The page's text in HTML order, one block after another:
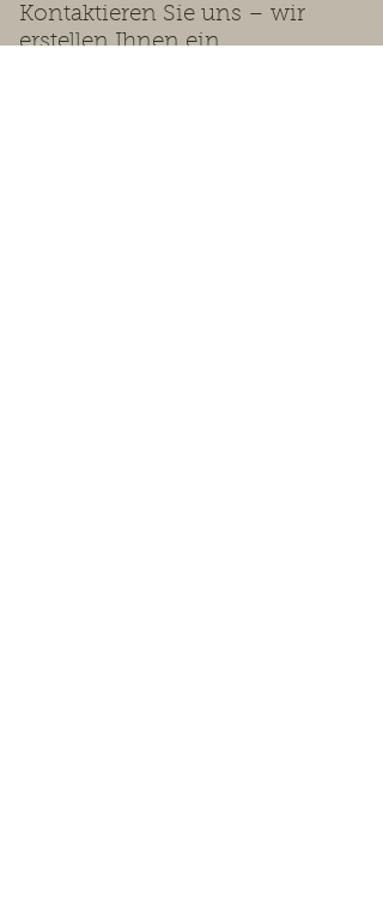
Kontaktieren Sie uns – wir
erstellen Ihnen ein